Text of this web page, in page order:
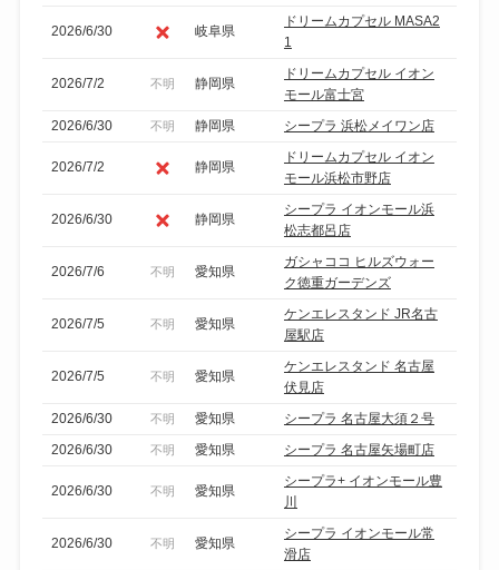
2026/6/30 岐阜県
ドリームカプセル MASA2
1
2026/7/2 不明 静岡県
ドリームカプセル イオン
モール富士宮
2026/6/30
不明 静岡県 シープラ 浜松メイワン店
2026/7/2 静岡県
ドリームカプセル イオン
モール浜松市野店
2026/6/30 静岡県
シープラ イオンモール浜
松志都呂店
2026/7/6 不明 愛知県
ガシャココ ヒルズウォー
ク徳重ガーデンズ
2026/7/5 不明 愛知県
ケンエレスタンド JR名古
屋駅店
2026/7/5 不明 愛知県
ケンエレスタンド 名古屋
伏見店
2026/6/30
不明 愛知県
シープラ 名古屋大須２号
2026/6/30
不明 愛知県 シープラ 名古屋矢場町店
2026/6/30 不明 愛知県
シープラ+ イオンモール豊
川
2026/6/30 不明 愛知県
シープラ イオンモール常
滑店